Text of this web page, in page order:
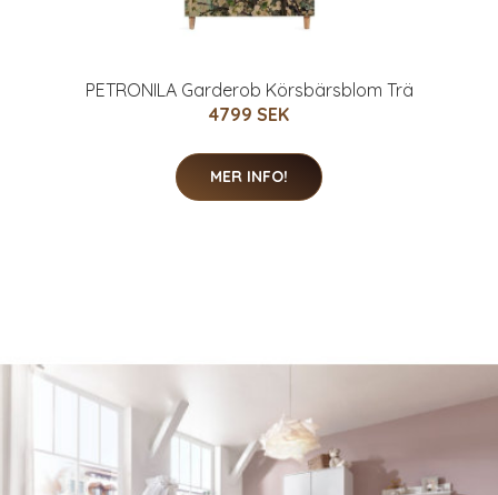
PETRONILA Garderob Körsbärsblom Trä
4799 SEK
MER INFO!